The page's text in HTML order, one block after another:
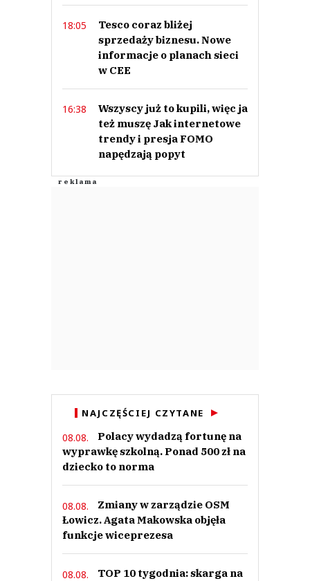
18:05
Tesco coraz bliżej
sprzedaży biznesu. Nowe
informacje o planach sieci
w CEE
16:38
Wszyscy już to kupili, więc ja
też muszę Jak internetowe
trendy i presja FOMO
napędzają popyt
NAJCZĘŚCIEJ CZYTANE
08.08.
Polacy wydadzą fortunę na
wyprawkę szkolną. Ponad 500 zł na
dziecko to norma
08.08.
Zmiany w zarządzie OSM
Łowicz. Agata Makowska objęła
funkcje wiceprezesa
08.08.
TOP 10 tygodnia: skarga na